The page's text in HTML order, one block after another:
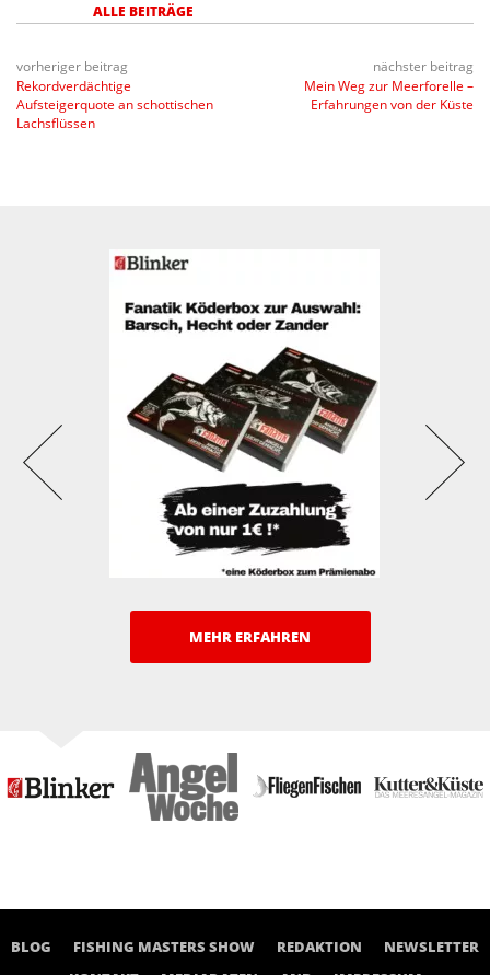
ALLE BEITRÄGE
vorheriger beitrag
Rekordverdächtige
Aufsteigerquote an schottischen
Lachsflüssen
nächster beitrag
Mein Weg zur Meerforelle –
Erfahrungen von der Küste
MEHR ERFAHREN
BLOG FISHING MASTERS SHOW REDAKTION
NEWSLETTER